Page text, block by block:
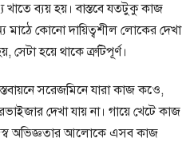
খাতে ব্যয় হয়। বাস্তবে যতটুকু কাজ
কোনো দায়িত্বশীল লোকের দেখা
হয়ে থাকে ত্রুটিপূর্ণ।
সরেজমিনে যারা কাজ কওে,
দেখা যায় না। গায়ে খেটে কাজ
অভিজ্ঞতার আলোকে এসব কাজ